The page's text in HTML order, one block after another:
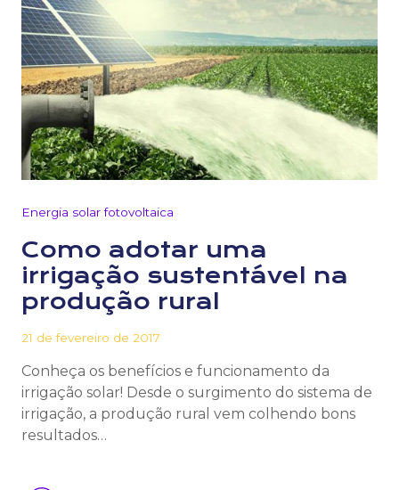
Energia solar fotovoltaica
Como adotar uma
irrigação sustentável na
produção rural
21 de fevereiro de 2017
Conheça os benefícios e funcionamento da
irrigação solar! Desde o surgimento do sistema de
irrigação, a produção rural vem colhendo bons
resultados…